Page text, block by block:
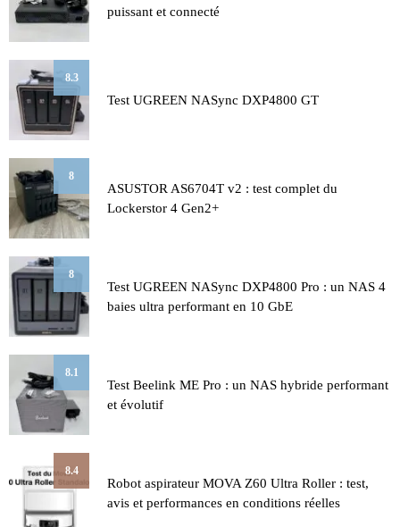
puissant et connecté
8.3
Test UGREEN NASync DXP4800 GT
8
ASUSTOR AS6704T v2 : test complet du
Lockerstor 4 Gen2+
8
Test UGREEN NASync DXP4800 Pro : un NAS 4
baies ultra performant en 10 GbE
8.1
Test Beelink ME Pro : un NAS hybride performant
et évolutif
8.4
Robot aspirateur MOVA Z60 Ultra Roller : test,
avis et performances en conditions réelles